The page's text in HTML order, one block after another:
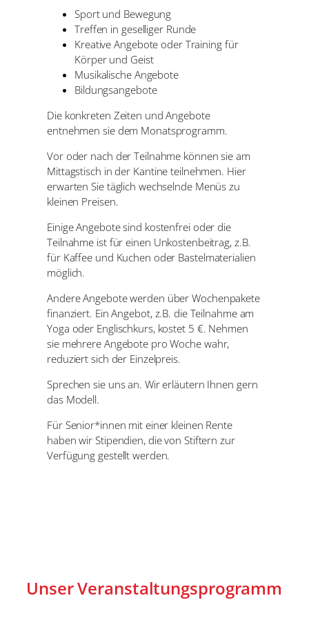
Sport und Bewegung
Treffen in geselliger Runde
Kreative Angebote oder Training für
Körper und Geist
Musikalische Angebote
Bildungsangebote
Die konkreten Zeiten und Angebote
entnehmen sie dem Monatsprogramm.
Vor oder nach der Teilnahme können sie am
Mittagstisch in der Kantine teilnehmen. Hier
erwarten Sie täglich wechselnde Menüs zu
kleinen Preisen.
Einige Angebote sind kostenfrei oder die
Teilnahme ist für einen Unkostenbeitrag, z.B.
für Kaffee und Kuchen oder Bastelmaterialien
möglich.
Andere Angebote werden über Wochenpakete
finanziert. Ein Angebot, z.B. die Teilnahme am
Yoga oder Englischkurs, kostet 5 €. Nehmen
sie mehrere Angebote pro Woche wahr,
reduziert sich der Einzelpreis.
Sprechen sie uns an. Wir erläutern Ihnen gern
das Modell.
Für Senior*innen mit einer kleinen Rente
haben wir Stipendien, die von Stiftern zur
Verfügung gestellt werden.
Unser Veranstaltungsprogramm